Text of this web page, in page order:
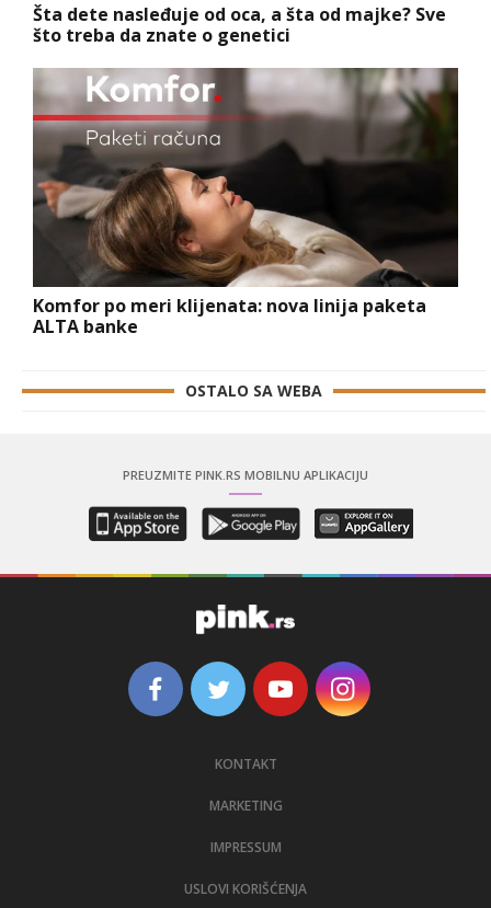
Šta dete nasleđuje od oca, a šta od majke? Sve
što treba da znate o genetici
Komfor po meri klijenata: nova linija paketa
ALTA banke
OSTALO SA WEBA
PREUZMITE PINK.RS MOBILNU APLIKACIJU
KONTAKT
MARKETING
IMPRESSUM
USLOVI KORIŠĆENJA